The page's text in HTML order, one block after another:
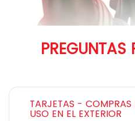
PREGUNTAS
TARJETAS - COMPRAS
USO EN EL EXTERIOR